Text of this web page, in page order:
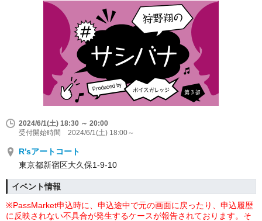
2024/6/1(土) 18:30 ～ 20:00
受付開始時間 2024/6/1(土) 18:00～
R’sアートコート
東京都新宿区大久保1-9-10
イベント情報
※PassMarket申込時に、申込途中で元の画面に戻ったり、申込履歴
に反映されない不具合が発生するケースが報告されております。そ